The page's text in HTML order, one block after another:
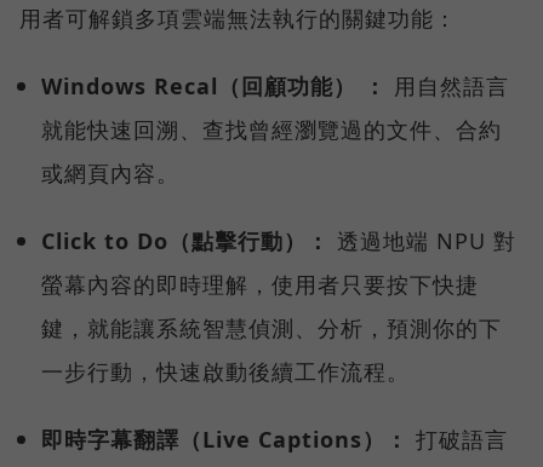
用者可解鎖多項雲端無法執行的關鍵功能：
Windows Recal（回顧功能） ：
用自然語言
就能快速回溯、查找曾經瀏覽過的文件、合約
或網頁內容。
Click to Do（點擊行動）： 透過地端 NPU 對
螢幕內容的即時理解，使用者只要按下快捷
鍵，就能讓系統智慧偵測、分析，預測你的下
一步行動，快速啟動後續工作流程。
即時字幕翻譯（Live Captions）： 打破語言